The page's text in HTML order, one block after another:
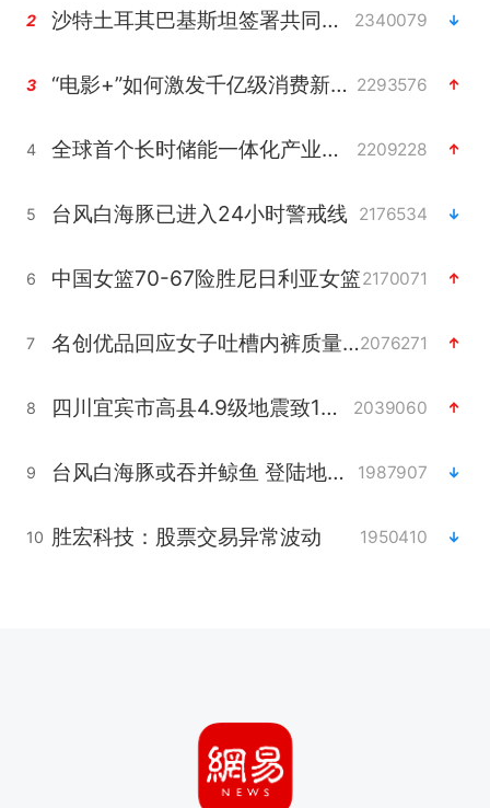
2 沙特土耳其巴基斯坦签署共同防务协议 2340079
3 “电影+”如何激发千亿级消费新活力？ 2293576
4 全球首个长时储能一体化产业园量产 2209228
5 台风白海豚已进入24小时警戒线 2176534
6 中国女篮70-67险胜尼日利亚女篮2170071
7 名创优品回应女子吐槽内裤质量差2076271
8 四川宜宾市高县4.9级地震致1人死亡 2039060
9 台风白海豚或吞并鲸鱼 登陆地点更新 1987907
10 胜宏科技：股票交易异常波动 1950410